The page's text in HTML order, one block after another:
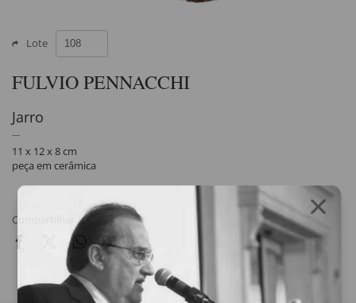
Lote
FULVIO PENNACCHI
Jarro
11 x 12 x 8 cm
peça em cerâmica
Compartilhar